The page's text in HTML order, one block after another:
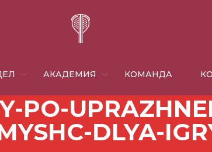
АКАДЕМИЯ КОМАНДА
PO-
DLYA-